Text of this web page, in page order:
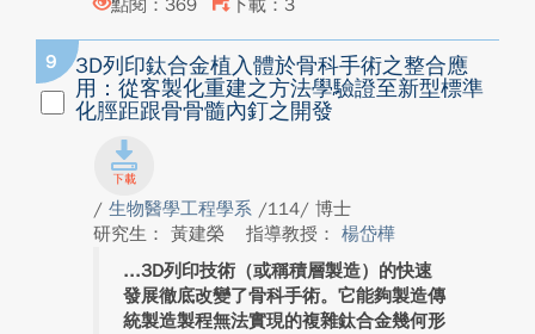
點閱：369
下載：3
9
3D列印鈦合金植入體於骨科手術之整合應
用：從客製化重建之方法學驗證至新型標準
化脛距跟骨骨髓內釘之開發
/ 生物醫學工程學系 /114/ 博士
研究生： 黃建榮
指導教授： 楊岱樺
3D列印技術（或稱積層製造）的快速
發展徹底改變了骨科手術。它能夠製造傳
統製造製程無法實現的複雜鈦合金幾何形